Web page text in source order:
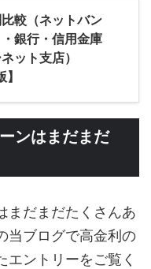
較（ネットバン
銀行・信用金庫
ット支店）
ンはまだまだ
まだまだたくさんあ
当ブログで高金利の
エントリーをご覧く